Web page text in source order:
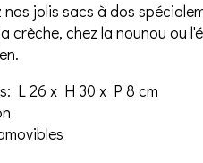
nos jolis sacs à dos
crèche, chez la nounou ou
L 26 x H 30 x P 8 cm